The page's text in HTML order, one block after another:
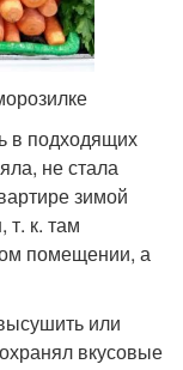
в подходящих
не стала
зимой
т. к. там
помещении, а
или
вкусовые